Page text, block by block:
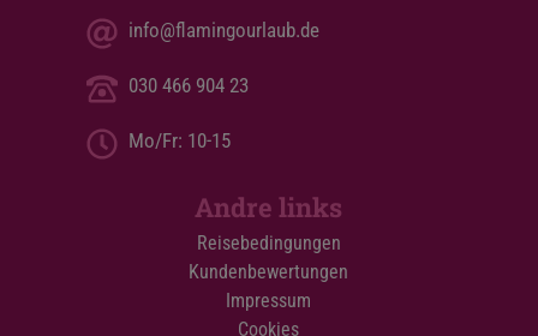
info@flamingourlaub.de
030 466 904 23
Mo/Fr: 10-15
Andre links
Reisebedingungen
Kundenbewertungen
Impressum
Cookies